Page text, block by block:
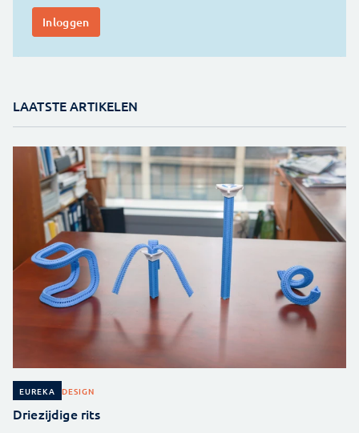
LAATSTE ARTIKELEN
EUREKA DESIGN
Driezijdige rits